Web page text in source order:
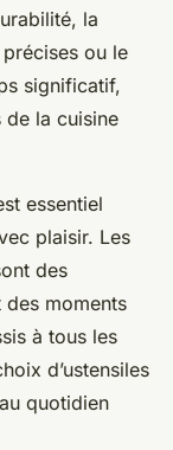
la
ou le
significatif,
de la cuisine
essentiel
plaisir. Les
des
des moments
à tous les
d’ustensiles
quotidien